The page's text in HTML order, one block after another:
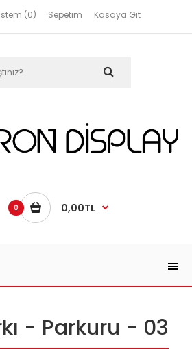
(0) Sepetim Kasaya Git
0 0,00TL
- Parkuru - 03